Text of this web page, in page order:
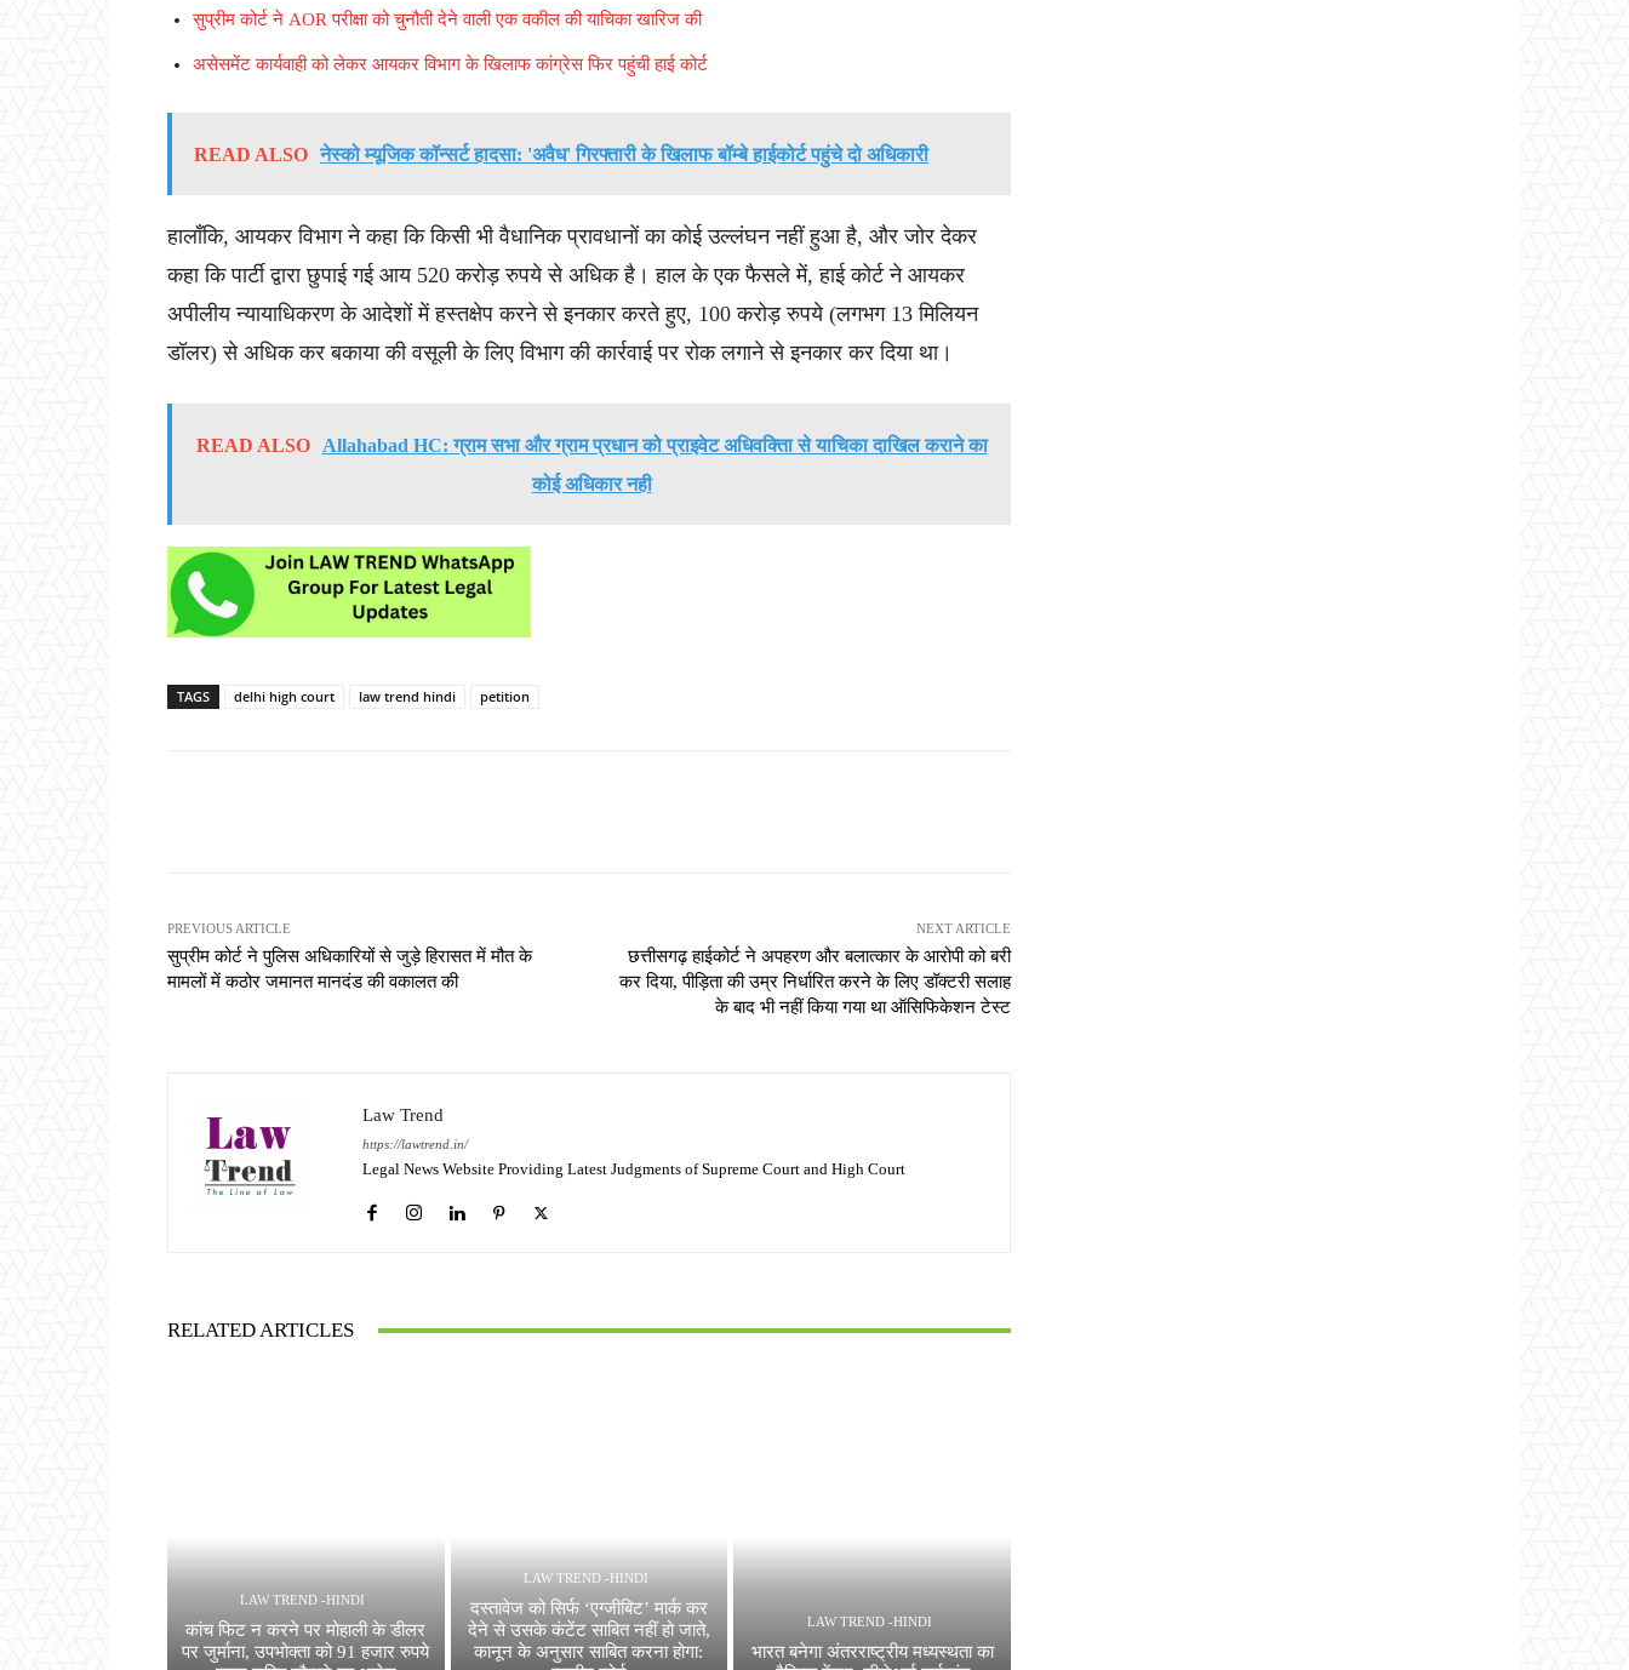
सुप्रीम कोर्ट ने AOR परीक्षा को चुनौती देने वाली एक वकील की याचिका खारिज की
असेसमेंट कार्यवाही को लेकर आयकर विभाग के खिलाफ कांग्रेस फिर पहुंची हाई कोर्ट
READ ALSO नेस्को म्यूजिक कॉन्सर्ट हादसा: 'अवैध' गिरफ्तारी के खिलाफ बॉम्बे हाईकोर्ट पहुंचे दो अधिकारी
हालाँकि, आयकर विभाग ने कहा कि किसी भी वैधानिक प्रावधानों का कोई उल्लंघन नहीं हुआ है, और जोर देकर
कहा कि पार्टी द्वारा छुपाई गई आय 520 करोड़ रुपये से अधिक है। हाल के एक फैसले में, हाई कोर्ट ने आयकर
अपीलीय न्यायाधिकरण के आदेशों में हस्तक्षेप करने से इनकार करते हुए, 100 करोड़ रुपये (लगभग 13 मिलियन
डॉलर) से अधिक कर बकाया की वसूली के लिए विभाग की कार्रवाई पर रोक लगाने से इनकार कर दिया था।
READ ALSO
Allahabad HC: ग्राम सभा और ग्राम प्रधान को प्राइवेट अधिवक्तिा से याचिका दाखिल कराने का
कोई अधिकार नही
TAGS delhi high court law trend hindi petition
PREVIOUS ARTICLE
सुप्रीम कोर्ट ने पुलिस अधिकारियों से जुड़े हिरासत में मौत के
मामलों में कठोर जमानत मानदंड की वकालत की
NEXT ARTICLE
छत्तीसगढ़ हाईकोर्ट ने अपहरण और बलात्कार के आरोपी को बरी
कर दिया, पीड़िता की उम्र निर्धारित करने के लिए डॉक्टरी सलाह
के बाद भी नहीं किया गया था ऑसिफिकेशन टेस्ट
Law Trend
https://lawtrend.in/
Legal News Website Providing Latest Judgments of Supreme Court and High Court
RELATED ARTICLES
LAW TREND -HINDI
कांच फिट न करने पर मोहाली के डीलर
पर जुर्माना, उपभोक्ता को 91 हजार रुपये
LAW TREND -HINDI
दस्तावेज को सिर्फ ‘एग्जीबिट’ मार्क कर
देने से उसके कंटेंट साबित नहीं हो जाते,
कानून के अनुसार साबित करना होगा:
LAW TREND -HINDI
भारत बनेगा अंतरराष्ट्रीय मध्यस्थता का